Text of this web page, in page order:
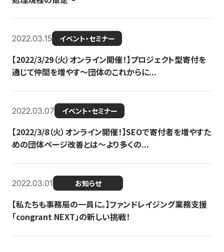
2022.03.15 イベント・セミナー
【2022/3/29（火）オンライン開催！】プロジェクト型寄付を
通じて仲間を増やす～団体のこれからに...
2022.03.07 イベント・セミナー
【2022/3/8（火）オンライン開催！】SEOで寄付者を増やすた
めの団体ページ改善とは～より多くの...
2022.03.01 お知らせ
【私たちも事務局の一員に。】ファンドレイジング業務支援
「congrant NEXT」の新しい挑戦！